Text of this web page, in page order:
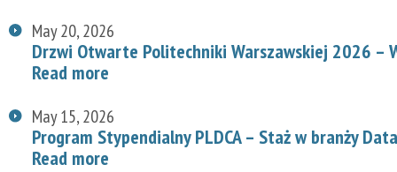
May 20, 2026
Drzwi Otwarte Politechniki Warszawskiej 2026 –
Read more
May 15, 2026
Program Stypendialny PLDCA – Staż w branży
Read more